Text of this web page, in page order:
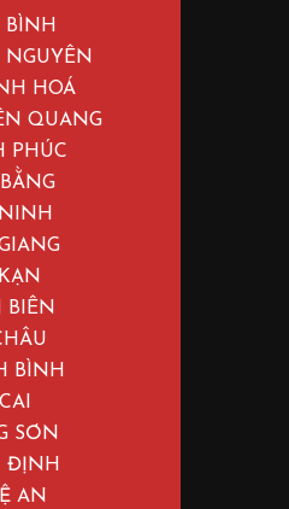
BÌNH
HOÁ
QUANG
PHÚC
BIÊN
BÌNH
SƠN
ĐỊNH
AN